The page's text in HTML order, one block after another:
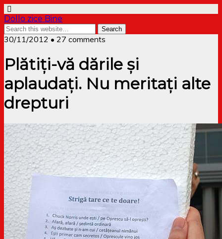
Dollo zice Bine
30/11/2012 • 27 comments
Plătiți-vă dările și
aplaudați. Nu meritați alte
drepturi